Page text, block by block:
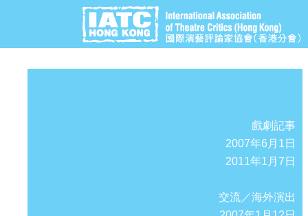
戲劇記事
2007年6月1日
2011年1月7日
交流／海外演出